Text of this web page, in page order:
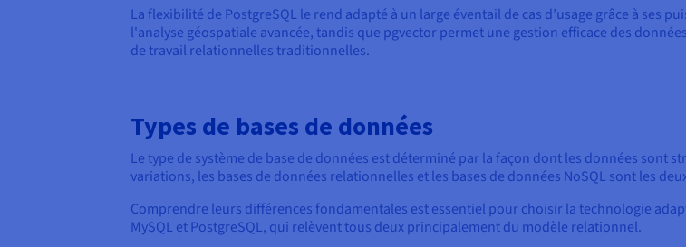
La flexibilité de PostgreSQL le rend adapté à un large éventail de cas d’usage grâce à ses
l'analyse géospatiale avancée, tandis que pgvector permet une gestion efficace des
de travail relationnelles traditionnelles.
Types de bases de données
Le type de système de base de données est déterminé par la façon dont les données sont
variations, les bases de données relationnelles et les bases de données NoSQL sont les
Comprendre leurs différences fondamentales est essentiel pour choisir la technologie
MySQL et PostgreSQL, qui relèvent tous deux principalement du modèle relationnel.